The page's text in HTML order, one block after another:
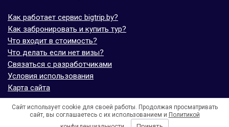
Как работает сервис bigtrip.by?
Как забронировать и купить тур?
Что входит в стоимость?
Что делать если нет визы?
Связаться с разработчиками
Условия использования
Карта сайта
© bigtrip.by,elijoviaje.es– 2014 - 2026
- 5.0 на основе 7 отзывов
Сайт использует cookie для своей работы. Продолжая просматривать
сайт, вы соглашаетесь с их использованием и Политикой